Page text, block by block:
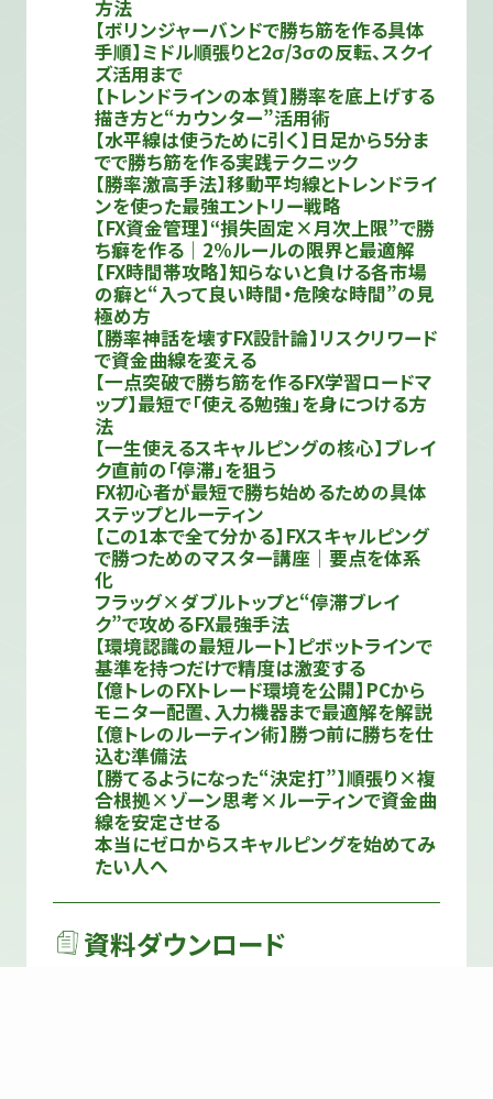
方法
【ボリンジャーバンドで勝ち筋を作る具体
手順】ミドル順張りと2σ/3σの反転、スクイ
ズ活用まで
【トレンドラインの本質】勝率を底上げする
描き方と“カウンター”活用術
【水平線は使うために引く】日足から5分ま
でで勝ち筋を作る実践テクニック
【勝率激高手法】移動平均線とトレンドライ
ンを使った最強エントリー戦略
【FX資金管理】“損失固定×月次上限”で勝
ち癖を作る｜2%ルールの限界と最適解
【FX時間帯攻略】知らないと負ける各市場
の癖と“入って良い時間・危険な時間”の見
極め方
【勝率神話を壊すFX設計論】リスクリワード
で資金曲線を変える
【一点突破で勝ち筋を作るFX学習ロードマ
ップ】最短で「使える勉強」を身につける方
法
【一生使えるスキャルピングの核心】ブレイ
ク直前の「停滞」を狙う
FX初心者が最短で勝ち始めるための具体
ステップとルーティン
【この1本で全て分かる】FXスキャルピング
で勝つためのマスター講座｜要点を体系
化
フラッグ×ダブルトップと“停滞ブレイ
ク”で攻めるFX最強手法
【環境認識の最短ルート】ピボットラインで
基準を持つだけで精度は激変する
【億トレのFXトレード環境を公開】PCから
モニター配置、入力機器まで最適解を解説
【億トレのルーティン術】勝つ前に勝ちを仕
込む準備法
【勝てるようになった“決定打”】順張り×複
合根拠×ゾーン思考×ルーティンで資金曲
線を安定させる
本当にゼロからスキャルピングを始めてみ
たい人へ
資料ダウンロード